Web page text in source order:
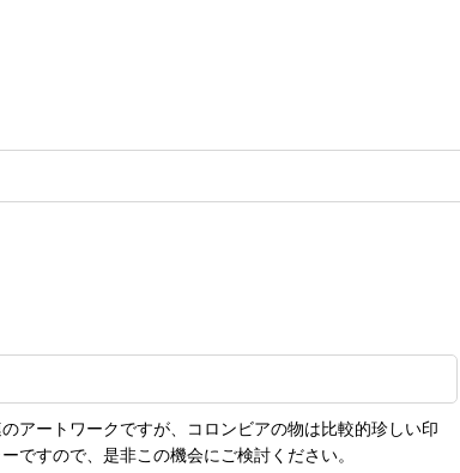
アートワークですが、コロンビアの物は比較的珍しい印
ですので、是非この機会にご検討ください。